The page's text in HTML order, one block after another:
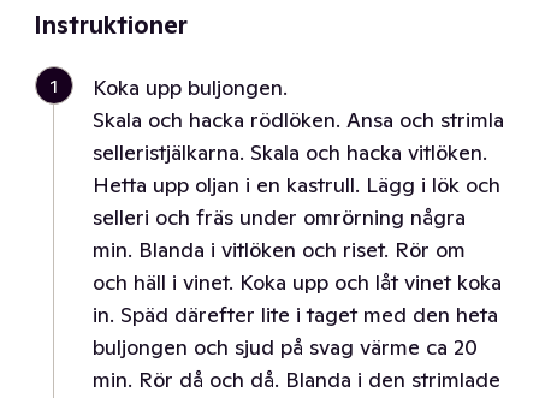
Instruktioner
1
Koka upp buljongen.
Skala och hacka rödlöken. Ansa och strimla
selleristjälkarna. Skala och hacka vitlöken.
Hetta upp oljan i en kastrull. Lägg i lök och
selleri och fräs under omrörning några
min. Blanda i vitlöken och riset. Rör om
och häll i vinet. Koka upp och låt vinet koka
in. Späd därefter lite i taget med den heta
buljongen och sjud på svag värme ca 20
min. Rör då och då. Blanda i den strimlade